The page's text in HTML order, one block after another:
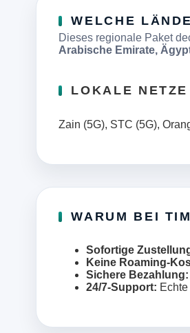
WELCHE
Dieses regionale Paket
Arabische Emirate,
LOKALE
Zain (5G), STC (5G),
WARUM BEI
Sofortige
Keine Roaming-
Sichere Bezahlung:
24/7-Support: